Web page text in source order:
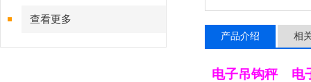
查看更多
产品介绍 相
电子吊钩秤 电